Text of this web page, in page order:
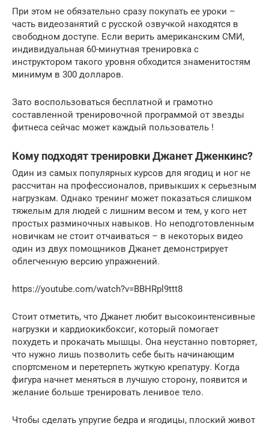
При этом не обязательно сразу покупать ее уроки –
часть видеозанятий с русской озвучкой находятся в
свободном доступе. Если верить американским СМИ,
индивидуальная 60-минутная тренировка с
инструктором такого уровня обходится знаменитостям
минимум в 300 долларов.
Зато воспользоваться бесплатной и грамотно
составленной тренировочной программой от звезды
фитнеса сейчас может каждый пользователь !
Кому подходят тренировки Джанет Дженкинс?
Один из самых популярных курсов для ягодиц и ног не
рассчитан на профессионалов, привыкших к серьезным
нагрузкам. Однако тренинг может показаться слишком
тяжелым для людей с лишним весом и тем, у кого нет
простых разминочных навыков. Но неподготовленным
новичкам не стоит отчаиваться – в некоторых видео
один из двух помощников Джанет демонстрирует
облегченную версию упражнений.
https://youtube.com/watch?v=BBHRpl9ttt8
Стоит отметить, что Джанет любит высокоинтенсивные
нагрузки и кардиокикбоксиг, который помогает
похудеть и прокачать мышцы. Она неустанно повторяет,
что нужно лишь позволить себе быть начинающим
спортсменом и перетерпеть жуткую крепатуру. Когда
фигура начнет меняться в лучшую сторону, появится и
желание больше тренировать ленивое тело.
Чтобы сделать упругие бедра и ягодицы, плоский живот